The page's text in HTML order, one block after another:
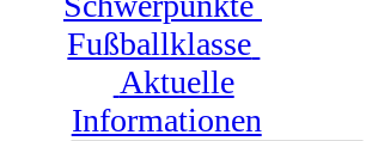
Fußballklasse
Aktuelle
Informationen